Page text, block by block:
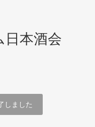
日本酒会
しました